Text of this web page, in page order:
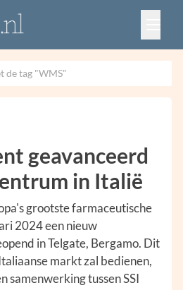
de tag "WMS"
geavanceerd
in Italië
grootste farmaceutische
2024 een nieuw
in Telgate, Bergamo. Dit
markt zal bedienen,
samenwerking tussen SSI